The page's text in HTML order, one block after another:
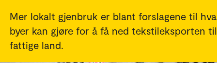
Mer lokalt gjenbruk er blant forslagene til
byer kan gjøre for å få ned tekstileksporten til
fattige land.